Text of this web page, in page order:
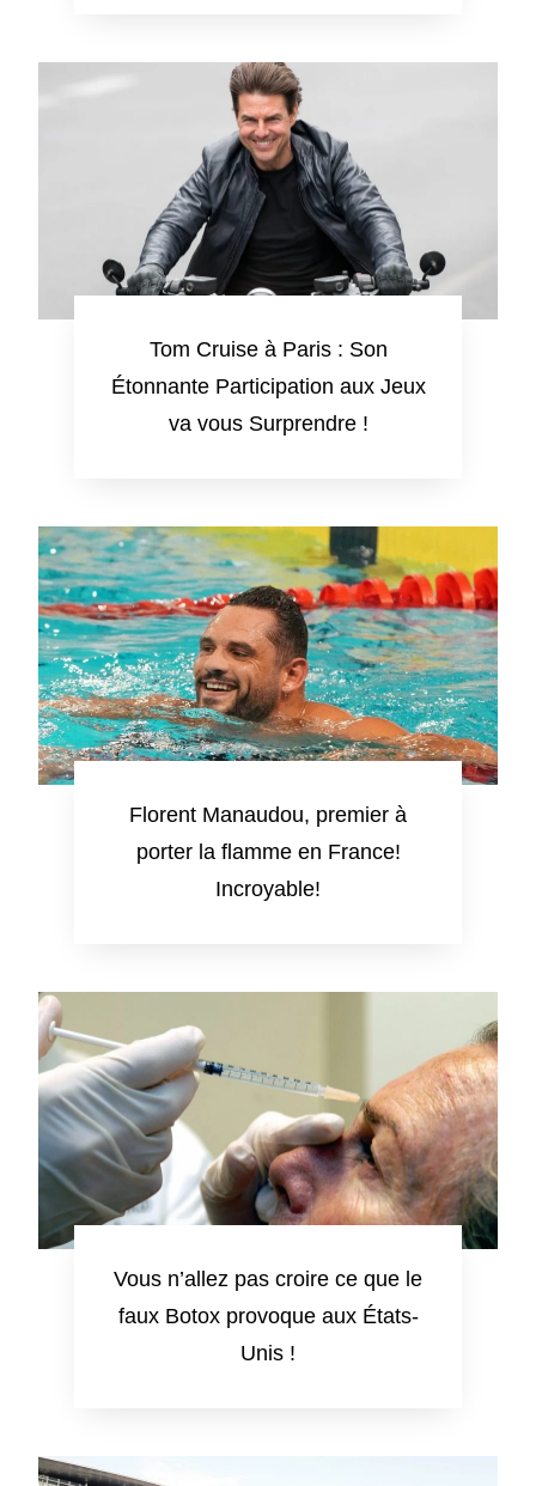
Tom Cruise à Paris : Son
Étonnante Participation aux Jeux
va vous Surprendre !
Florent Manaudou, premier à
porter la flamme en France!
Incroyable!
Vous n’allez pas croire ce que le
faux Botox provoque aux États-
Unis !